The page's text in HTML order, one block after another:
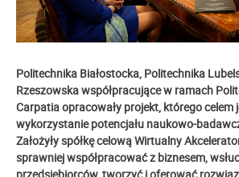
Politechnika Białostocka, Politechnika
Rzeszowska współpracujące w ramach
Carpatia opracowały projekt, którego celem
wykorzystanie potencjału naukowo-
Założyły spółkę celową Wirtualny
sprawniej współpracować z biznesem,